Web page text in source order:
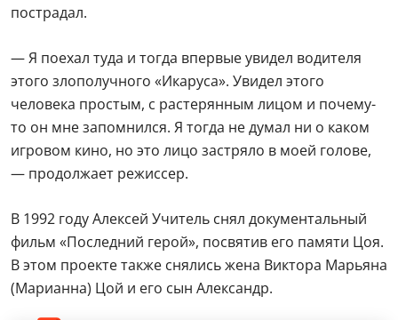
пострадал.
— Я поехал туда и тогда впервые увидел водителя
этого злополучного «Икаруса». Увидел этого
человека простым, с растерянным лицом и почему-
то он мне запомнился. Я тогда не думал ни о каком
игровом кино, но это лицо застряло в моей голове,
— продолжает режиссер.
В 1992 году Алексей Учитель снял документальный
фильм «Последний герой», посвятив его памяти Цоя.
В этом проекте также снялись жена Виктора Марьяна
(Марианна) Цой и его сын Александр.